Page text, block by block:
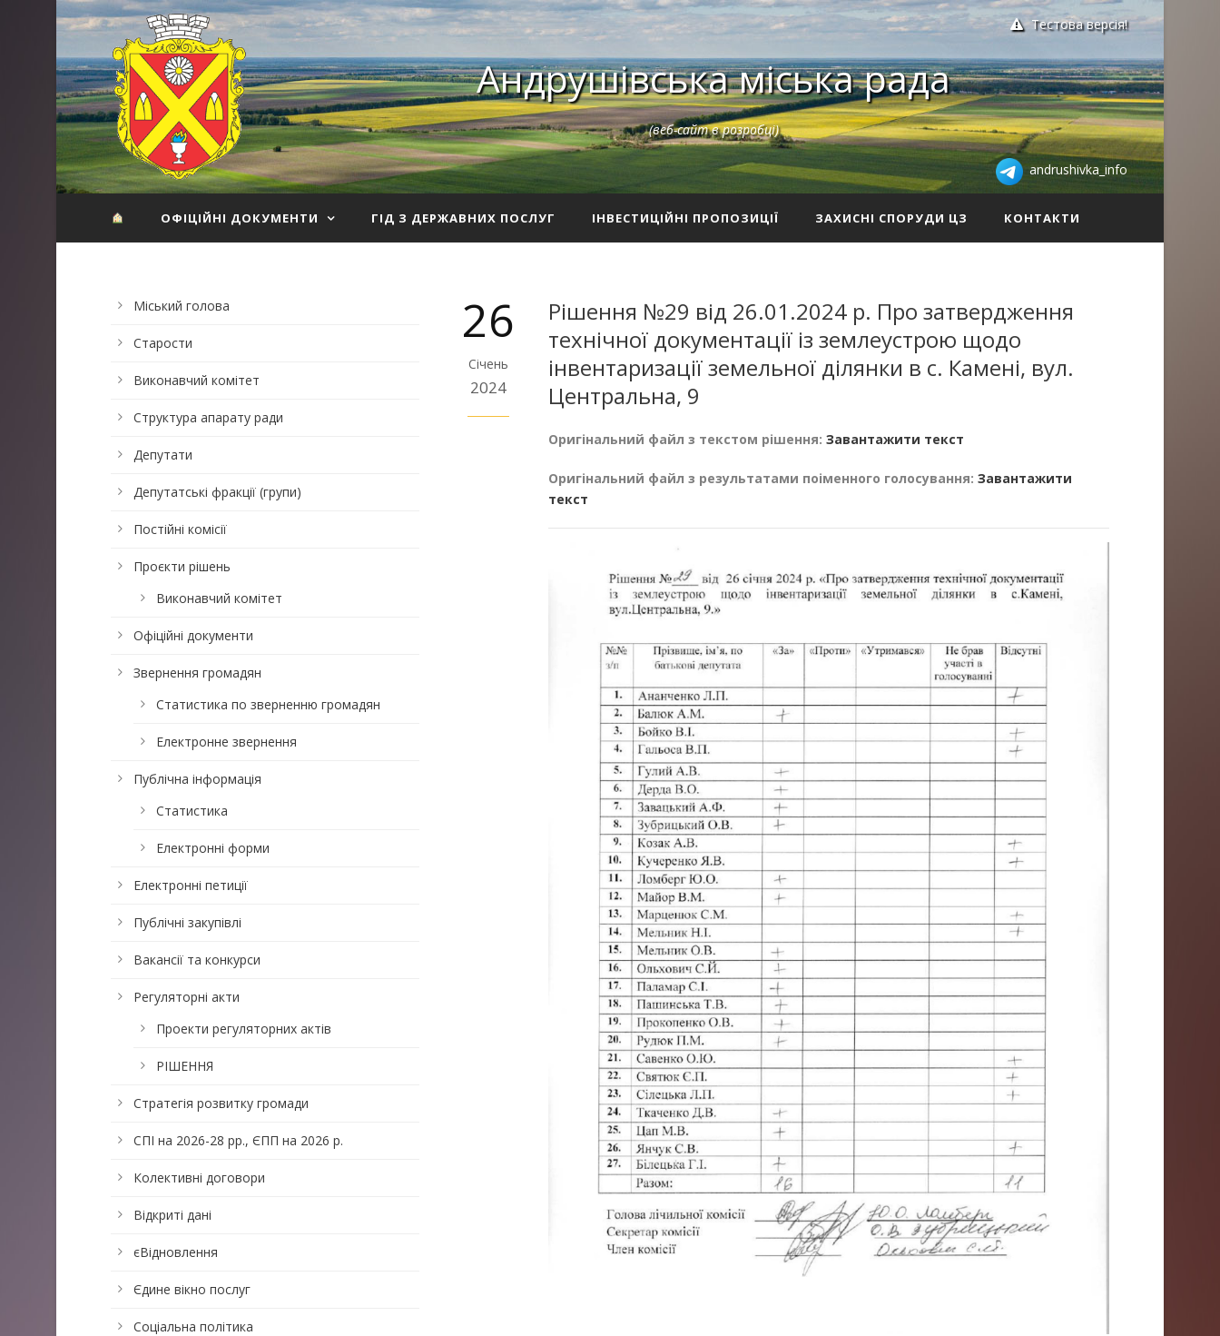
Тестова версія!
Андрушівська міська рада
(веб-сайт в розробці)
andrushivka_info
ОФІЦІЙНІ ДОКУМЕНТИ ГІД З ДЕРЖАВНИХ ПОСЛУГ ІНВЕСТИЦІЙНІ ПРОПОЗИЦІЇ ЗАХИСНІ СПОРУДИ ЦЗ КОНТАКТИ
26
Січень
2024
Рішення №29 від 26.01.2024 р. Про затвердження
технічної документації із землеустрою щодо
інвентаризації земельної ділянки в с. Камені, вул.
Центральна, 9
Оригінальний файл з текстом рішення: Завантажити текст
Оригінальний файл з результатами поіменного голосування: Завантажити
текст
Міський голова
Старости
Виконавчий комітет
Структура апарату ради
Депутати
Депутатські фракції (групи)
Постійні комісії
Проєкти рішень
Виконавчий комітет
Офіційні документи
Звернення громадян
Статистика по зверненню громадян
Електронне звернення
Публічна інформація
Статистика
Електронні форми
Електронні петиції
Публічні закупівлі
Вакансії та конкурси
Регуляторні акти
Проекти регуляторних актів
РІШЕННЯ
Стратегія розвитку громади
СПІ на 2026-28 рр., ЄПП на 2026 р.
Колективні договори
Відкриті дані
єВідновлення
Єдине вікно послуг
Соціальна політика